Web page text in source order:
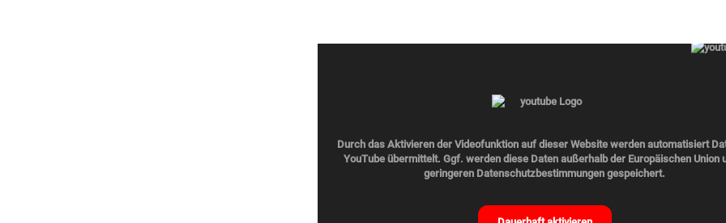
Durch das Aktivieren der Videofunktion auf dieser Website werden automatisiert
YouTube übermittelt. Ggf. werden diese Daten außerhalb der Europäischen Union
geringeren Datenschutzbestimmungen gespeichert.